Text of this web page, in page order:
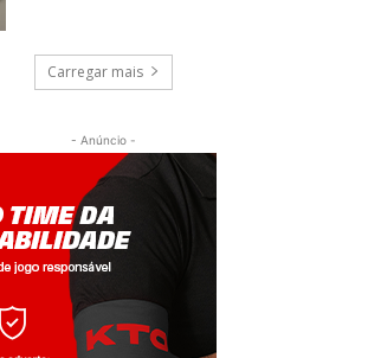
Carregar mais
- Anúncio -